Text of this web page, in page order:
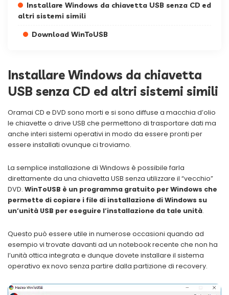
Installare Windows da chiavetta USB senza CD ed
altri sistemi simili
Download WinToUSB
Installare Windows da chiavetta
USB senza CD ed altri sistemi simili
Oramai CD e DVD sono morti e si sono diffuse a macchia d’olio
le chiavette o drive USB che permettono di trasportare dati ma
anche interi sistemi operativi in modo da essere pronti per
essere installati ovunque ci troviamo.
La semplice installazione di Windows è possibile farla
direttamente da una chiavetta USB senza utilizzare il “vecchio”
DVD. WinToUSB è un programma gratuito per Windows che
permette di copiare i file di installazione di Windows su
un’unità USB per eseguire l’installazione da tale unità.
Questo può essere utile in numerose occasioni quando ad
esempio vi trovate davanti ad un notebook recente che non ha
l’unità ottica integrata e dunque dovete installare il sistema
operativo ex novo senza partire dalla partizione di recovery.